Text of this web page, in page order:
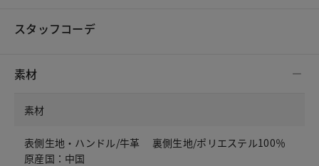
スタッフコーデ
素材
素材
表側生地・ハンドル/牛革 裏側生地/ポリエステル100％
原産国：中国